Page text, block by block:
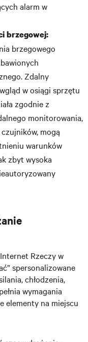
alarm w
brzegowej:
brzegowego
Zdalny
w osiągi sprzętu
zgodnie z
monitorowania,
mogą
warunków
zbyt wysoka
Rzeczy w
spersonalizowane
chłodzenia,
wymagania
elementy na miejscu